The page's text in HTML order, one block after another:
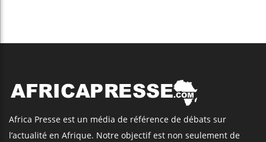
Africa Presse est un média de référence de débats sur
l’actualité en Afrique. Notre objectif est non seulement de